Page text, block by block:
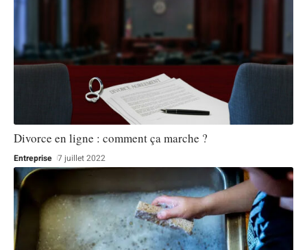
Divorce en ligne : comment ça marche ?
Entreprise 7 juillet 2022